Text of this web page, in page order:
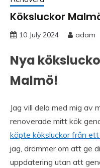
Köksluckor
10 July 2024 adam
Nya
Malmö!
Jag vill dela med mig av
renoverade mitt kök
köpte köksluckor från
jag, drömmer om att ge
uppdatering utan att